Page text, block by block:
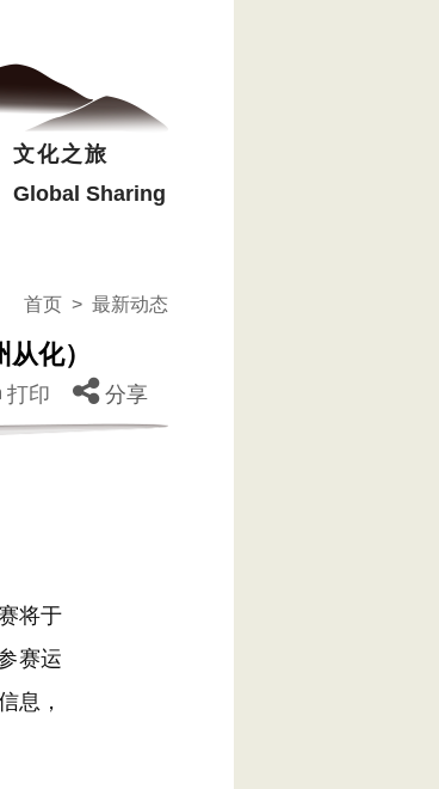
文化之旅
Global Sharing
首页 > 最新动态
化）
打印 分享
将于
赛运
息，